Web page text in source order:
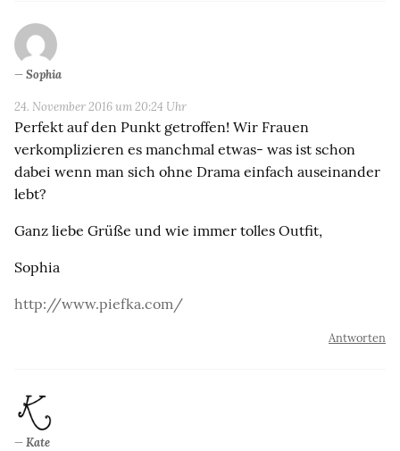
Sophia
24. November 2016 um 20:24 Uhr
Perfekt auf den Punkt getroffen! Wir Frauen
verkomplizieren es manchmal etwas- was ist schon
dabei wenn man sich ohne Drama einfach auseinander
lebt?
Ganz liebe Grüße und wie immer tolles Outfit,
Sophia
http://www.piefka.com/
Antworten
Kate